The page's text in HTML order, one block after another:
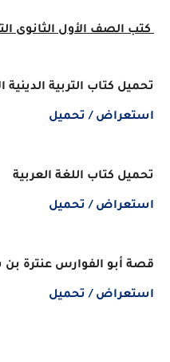
كتب الصف الأول الثانوى الترم
تحميل كتاب التربية الدينية
استعراض / تحميل
تحميل كتاب اللغة العربية
استعراض / تحميل
قصة أبو الفوارس عنترة
استعراض / تحميل